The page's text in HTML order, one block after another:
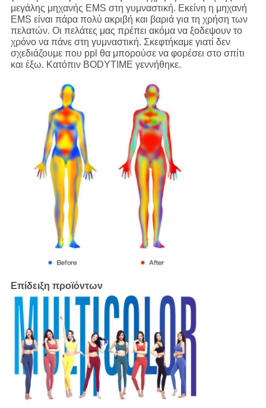
μεγάλης μηχανής EMS στη γυμναστική. Εκείνη η μηχανή
EMS είναι πάρα πολύ ακριβή και βαριά για τη χρήση των
πελατών. Οι πελάτες μας πρέπει ακόμα να ξοδεψουν το
χρόνο να πάνε στη γυμναστική. Σκεφτήκαμε γιατί δεν
σχεδιάζουμε που ppl θα μπορούσε να φορέσει στο σπίτι
και έξω. Κατόπιν BODYTIME γεννήθηκε.
Επίδειξη προϊόντων